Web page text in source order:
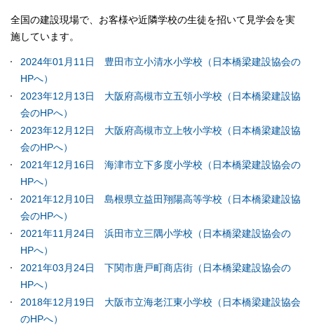
全国の建設現場で、お客様や近隣学校の生徒を招いて見学会を実
施しています。
2024年01月11日 豊田市立小清水小学校（日本橋梁建設協会の
HPへ）
2023年12月13日 大阪府高槻市立五領小学校（日本橋梁建設協
会のHPへ）
2023年12月12日 大阪府高槻市立上牧小学校（日本橋梁建設協
会のHPへ）
2021年12月16日 海津市立下多度小学校（日本橋梁建設協会の
HPへ）
2021年12月10日 島根県立益田翔陽高等学校（日本橋梁建設協
会のHPへ）
2021年11月24日 浜田市立三隅小学校（日本橋梁建設協会の
HPへ）
2021年03月24日 下関市唐戸町商店街（日本橋梁建設協会の
HPへ）
2018年12月19日 大阪市立海老江東小学校（日本橋梁建設協会
のHPへ）